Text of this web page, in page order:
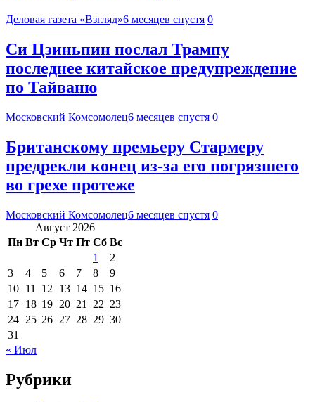
Деловая газета «Взгляд»6 месяцев спустя 0
Си Цзиньпин послал Трампу
последнее китайское предупреждение
по Тайваню
Московский Комсомолец6 месяцев спустя 0
Британскому премьеру Стармеру
предрекли конец из-за его погрязшего
во грехе протеже
Московский Комсомолец6 месяцев спустя 0
Август 2026
Пн Вт Ср Чт Пт Сб Вс
1
2
3
4 5 6 7 8
9
10 11 12 13 14 15 16
17 18 19 20 21 22 23
24 25 26 27 28 29 30
31
« Июл
Рубрики